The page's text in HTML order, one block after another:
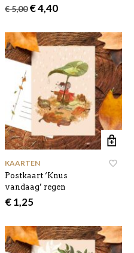
€5,00 Oorspronkelijke
€ 5,00.
€4,40Huidige
€ 4,40.
KAARTEN
Postkaart ‘Knus
vandaag’ regen
€1,25